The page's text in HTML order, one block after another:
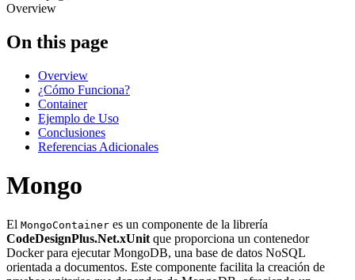
Overview
On this page
Overview
¿Cómo Funciona?
Container
Ejemplo de Uso
Conclusiones
Referencias Adicionales
Mongo
El MongoContainer es un componente de la librería
CodeDesignPlus.Net.xUnit que proporciona un contenedor
Docker para ejecutar MongoDB, una base de datos NoSQL
orientada a documentos. Este componente facilita la creación de